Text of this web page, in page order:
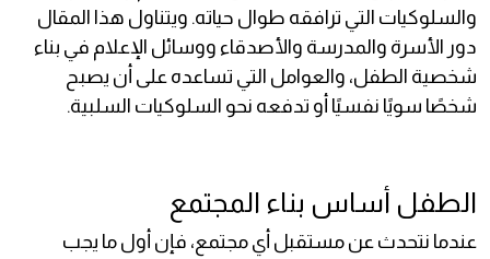
والسلوكيات التي ترافقه طوال حياته. ويتناول هذا المقال
دور الأسرة والمدرسة والأصدقاء ووسائل الإعلام في بناء
شخصية الطفل، والعوامل التي تساعده على أن يصبح
شخصًا سويًا نفسيًا أو تدفعه نحو السلوكيات السلبية.
الطفل أساس بناء المجتمع
عندما نتحدث عن مستقبل أي مجتمع، فإن أول ما يجب